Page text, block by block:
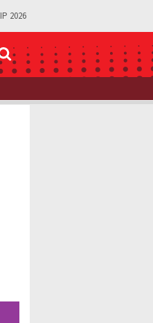
2026
de Nataly Michel